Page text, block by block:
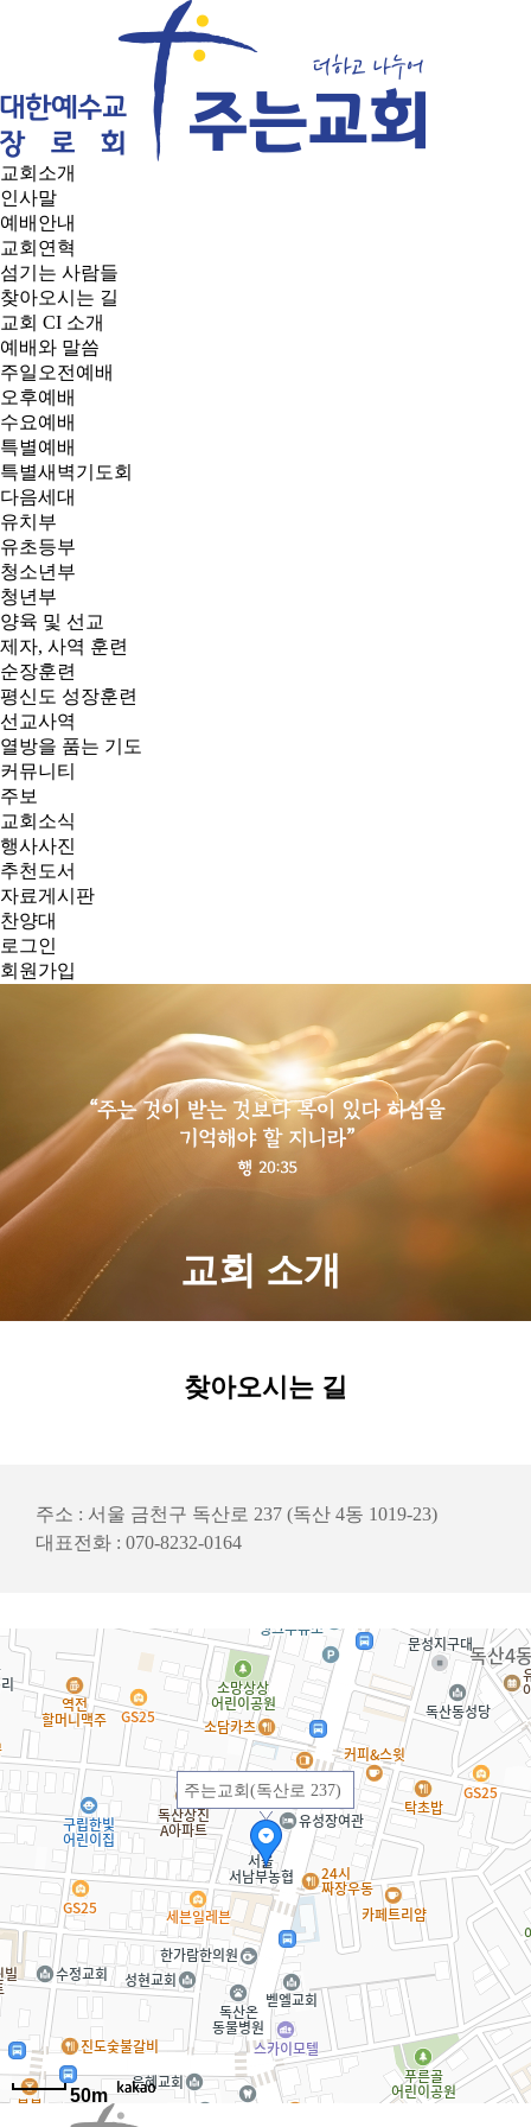
교회소개
인사말
예배안내
교회연혁
섬기는 사람들
찾아오시는 길
교회 CI 소개
예배와 말씀
주일오전예배
오후예배
수요예배
특별예배
특별새벽기도회
다음세대
유치부
유초등부
청소년부
청년부
양육 및 선교
제자, 사역 훈련
순장훈련
평신도 성장훈련
선교사역
열방을 품는 기도
커뮤니티
주보
교회소식
행사사진
추천도서
자료게시판
찬양대
로그인
회원가입
교회 소개
찾아오시는 길
주소 : 서울 금천구 독산로 237 (독산 4동 1019-23)
대표전화 : 070-8232-0164
주는교회(독산로 237)
50m